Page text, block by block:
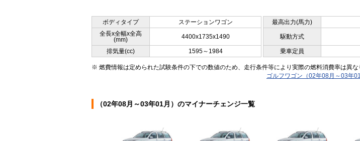
ボディタイプ ステーションワゴン 最高出力(馬力)
全長x全幅x全高
(mm)
4400x1735x1490 駆動方式
排気量(cc) 1595～1984 乗車定員
※ 燃費情報は定められた試験条件の下での数値のため、走行条件等により実際の燃料消費率は異な
ゴルフワゴン（02年08月～03年
（02年08月～03年01月）のマイナーチェンジ一覧